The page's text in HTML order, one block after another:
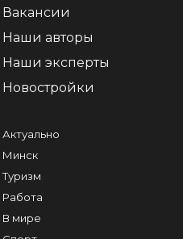
Вакансии
Наши авторы
Наши эксперты
Новостройки
Актуально
Минск
Туризм
Работа
В мире